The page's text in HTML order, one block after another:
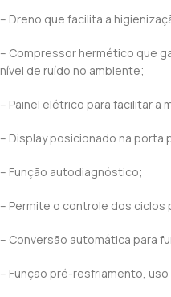
– Dreno que facilita a
– Compressor hermético que
nível de ruído no ambiente;
– Painel elétrico para facilitar a
– Display posicionado na porta
– Função autodiagnóstico;
– Permite o controle dos
– Conversão automática para
– Função pré-resfriamento,